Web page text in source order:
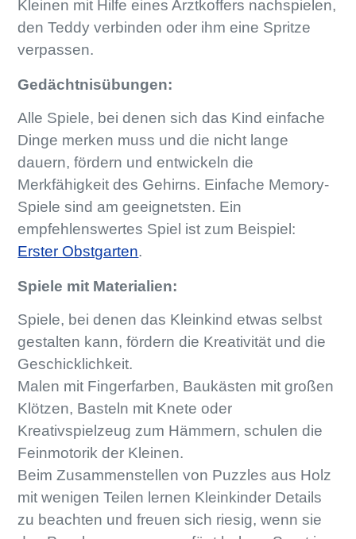
Kleinen mit Hilfe eines Arztkoffers nachspielen,
den Teddy verbinden oder ihm eine Spritze
verpassen.
Gedächtnisübungen:
Alle Spiele, bei denen sich das Kind einfache
Dinge merken muss und die nicht lange
dauern, fördern und entwickeln die
Merkfähigkeit des Gehirns. Einfache Memory-
Spiele sind am geeignetsten. Ein
empfehlenswertes Spiel ist zum Beispiel:
Erster Obstgarten.
Spiele mit Materialien:
Spiele, bei denen das Kleinkind etwas selbst
gestalten kann, fördern die Kreativität und die
Geschicklichkeit.
Malen mit Fingerfarben, Baukästen mit großen
Klötzen, Basteln mit Knete oder
Kreativspielzeug zum Hämmern, schulen die
Feinmotorik der Kleinen.
Beim Zusammenstellen von Puzzles aus Holz
mit wenigen Teilen lernen Kleinkinder Details
zu beachten und freuen sich riesig, wenn sie